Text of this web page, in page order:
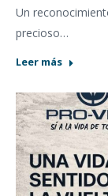
Un
precioso…
Leer más